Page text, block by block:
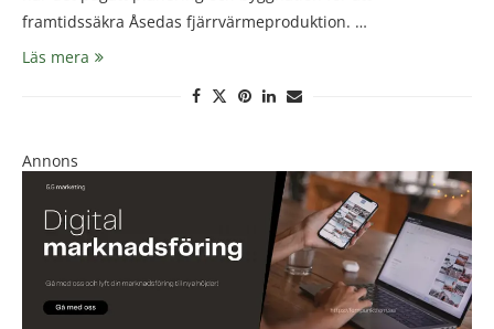
framtidssäkra Åsedas fjärrvärmeproduktion. …
Läs mera
Annons